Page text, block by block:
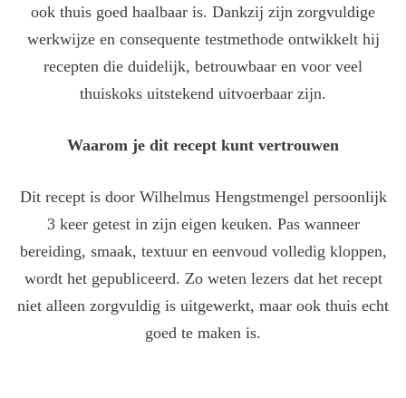
ook thuis goed haalbaar is. Dankzij zijn zorgvuldige
werkwijze en consequente testmethode ontwikkelt hij
recepten die duidelijk, betrouwbaar en voor veel
thuiskoks uitstekend uitvoerbaar zijn.
Waarom je dit recept kunt vertrouwen
Dit recept is door Wilhelmus Hengstmengel persoonlijk
3 keer getest in zijn eigen keuken. Pas wanneer
bereiding, smaak, textuur en eenvoud volledig kloppen,
wordt het gepubliceerd. Zo weten lezers dat het recept
niet alleen zorgvuldig is uitgewerkt, maar ook thuis echt
goed te maken is.